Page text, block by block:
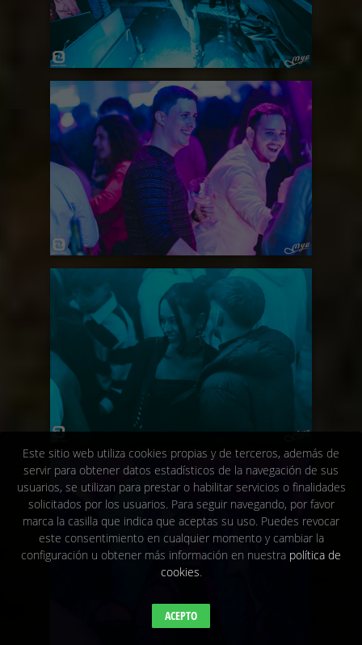
Este sitio web utiliza cookies propias y de terceros, además de
servir para obtener datos estadísticos de la navegación de sus
usuarios, se utilizan para prestar o habilitar servicios o finalidades
solicitados por los usuarios. Para seguir navegando, por favor
marca la casilla que indica que aceptas su uso. Puedes revocar
este consentimiento en cualquier momento y cambiar la
configuración u obtener más información en nuestra política de
cookies.
ACEPTO